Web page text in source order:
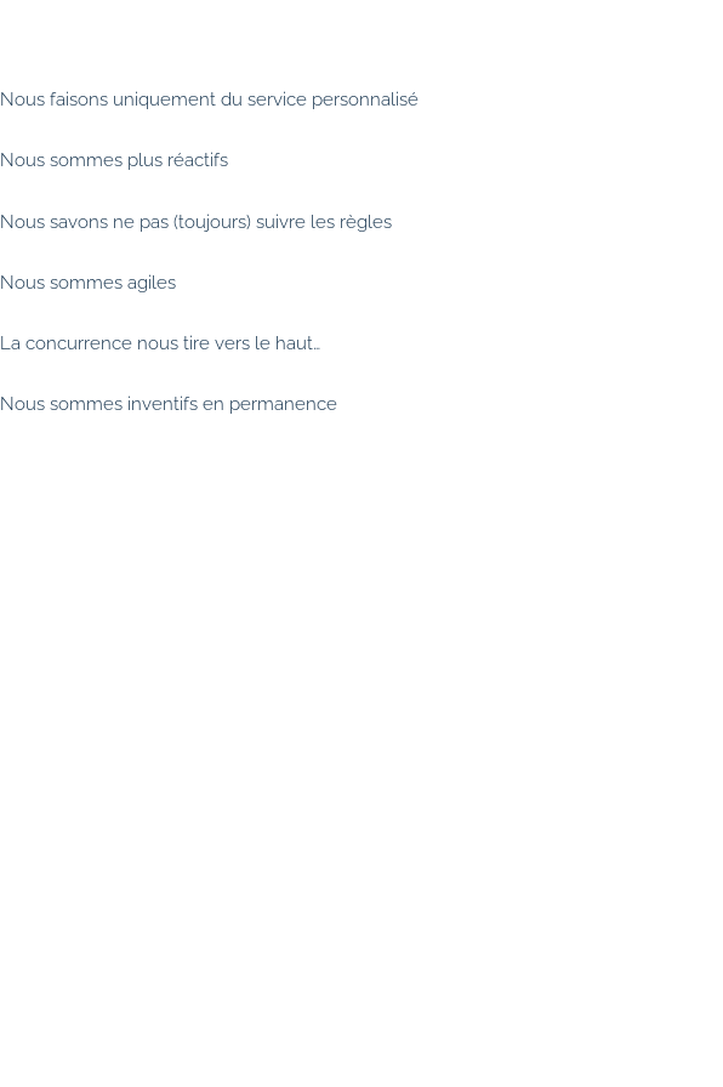
Nous faisons uniquement du service personnalisé
Nous sommes plus réactifs
Nous savons ne pas (toujours) suivre les règles
Nous sommes agiles
La concurrence nous tire vers le haut…
Nous sommes inventifs en permanence